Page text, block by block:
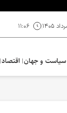
۱۱:۰۶
سیاست و جهان اقتصاد